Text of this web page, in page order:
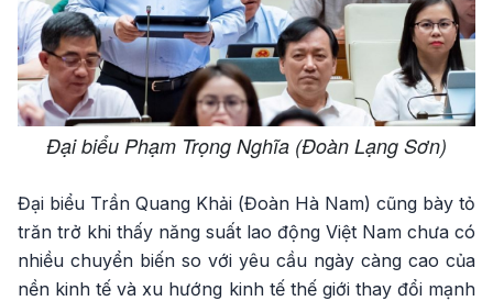
Đại biểu Phạm Trọng Nghĩa (Đoàn Lạng Sơn)
Đại biểu Trần Quang Khải (Đoàn Hà Nam) cũng bày tỏ
trăn trở khi thấy năng suất lao động Việt Nam chưa có
nhiều chuyển biến so với yêu cầu ngày càng cao của
nền kinh tế và xu hướng kinh tế thế giới thay đổi mạnh